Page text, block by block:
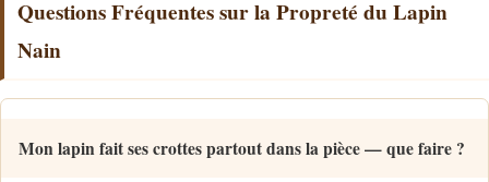
Questions Fréquentes sur la Propreté du Lapin
Nain
Mon lapin fait ses crottes partout dans la pièce — que faire ?